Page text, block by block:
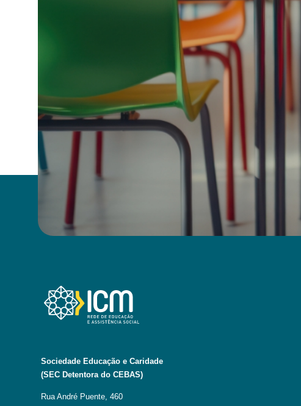
Sociedade Educação e Caridade
(SEC Detentora do CEBAS)
Rua André Puente, 460